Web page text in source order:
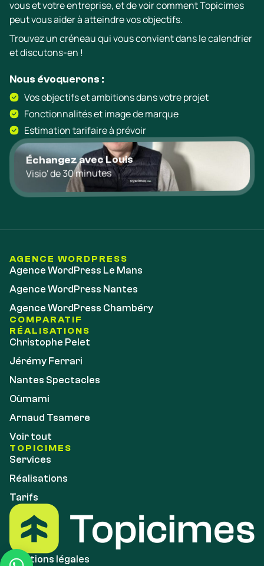
Échangez avec Louis
Visio' de 30 minutes
vous et votre entreprise, et de voir comment Topicimes
peut vous aider à atteindre vos objectifs.
Trouvez un créneau qui vous convient dans le calendrier
et discutons-en !
Nous évoquerons :
Vos objectifs et ambitions dans votre projet
Fonctionnalités et image de marque
Estimation tarifaire à prévoir
AGENCE WORDPRESS
Agence WordPress Le Mans
Agence WordPress Nantes
Agence WordPress Chambéry
COMPARATIF
RÉALISATIONS
Christophe Pelet
Jérémy Ferrari
Nantes Spectacles
Oùmami
Arnaud Tsamere
Voir tout
TOPICIMES
Services
Réalisations
Tarifs
Mentions légales